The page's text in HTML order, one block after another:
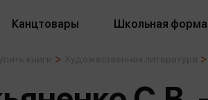
Канцтовары Школьная форма